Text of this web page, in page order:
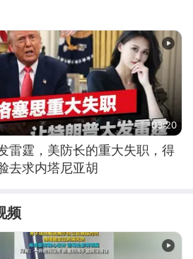
03:20
雷霆，美防长的重大失职，得
去求内塔尼亚胡
频